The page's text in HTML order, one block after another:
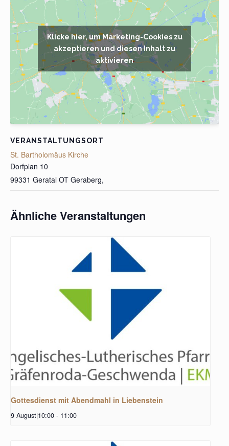
VERANSTALTUNGSORT
St. Bartholomäus Kirche
Dorfplan 10
99331 Geratal OT Geraberg,
Klicke hier, um Marketing-Cookies zu
akzeptieren und diesen Inhalt zu
aktivieren
Ähnliche Veranstaltungen
Gottesdienst mit Abendmahl in Liebenstein
9 August|10:00 - 11:00